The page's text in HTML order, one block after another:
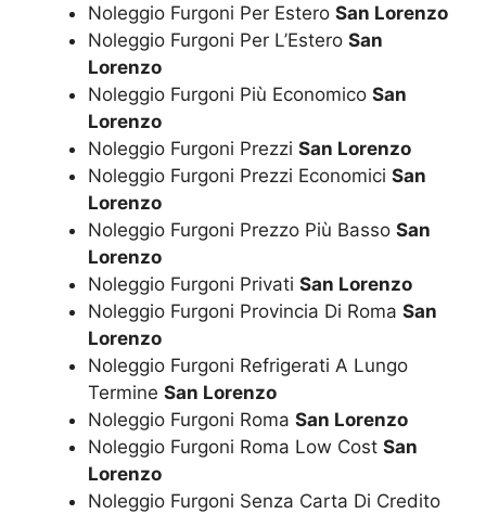
Noleggio Furgoni Per Estero San Lorenzo
Noleggio Furgoni Per L’Estero San
Lorenzo
Noleggio Furgoni Più Economico San
Lorenzo
Noleggio Furgoni Prezzi San Lorenzo
Noleggio Furgoni Prezzi Economici San
Lorenzo
Noleggio Furgoni Prezzo Più Basso San
Lorenzo
Noleggio Furgoni Privati San Lorenzo
Noleggio Furgoni Provincia Di Roma San
Lorenzo
Noleggio Furgoni Refrigerati A Lungo
Termine San Lorenzo
Noleggio Furgoni Roma San Lorenzo
Noleggio Furgoni Roma Low Cost San
Lorenzo
Noleggio Furgoni Senza Carta Di Credito